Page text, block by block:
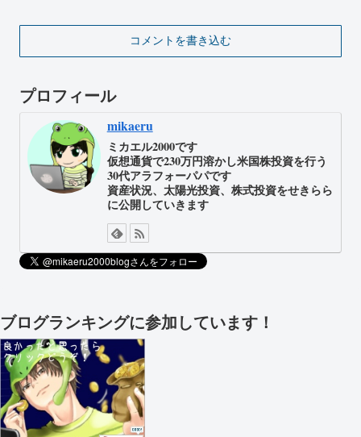
コメントを書き込む
プロフィール
mikaeru
ミカエル2000です
仮想通貨で230万円溶かし米国株投資を行う
30代アラフォーパパです
資産状況、太陽光投資、株式投資をせきらら
に公開していきます
ブログランキングに参加しています！